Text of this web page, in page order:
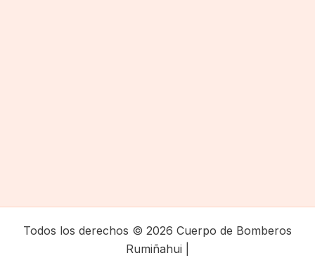
Todos los derechos © 2026 Cuerpo de Bomberos
Rumiñahui |